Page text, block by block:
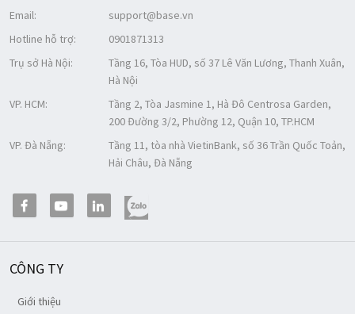
Email:
support@base.vn
Hotline hỗ trợ:
0901871313
Trụ sở Hà Nội:
Tầng 16, Tòa HUD, số 37 Lê Văn Lương, Thanh Xuân,
Hà Nội
VP. HCM:
Tầng 2, Tòa Jasmine 1, Hà Đô Centrosa Garden,
200 Đường 3/2, Phường 12, Quận 10, TP.HCM
VP. Đà Nẵng:
Tầng 11, tòa nhà VietinBank, số 36 Trần Quốc Toản,
Hải Châu, Đà Nẵng
CÔNG TY
Giới thiệu